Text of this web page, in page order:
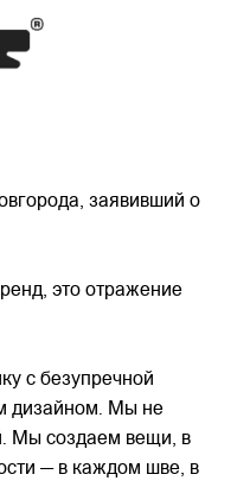
заявивший о
это отражение
с безупречной
дизайном. Мы не
Мы создаем вещи, в
— в каждом шве, в